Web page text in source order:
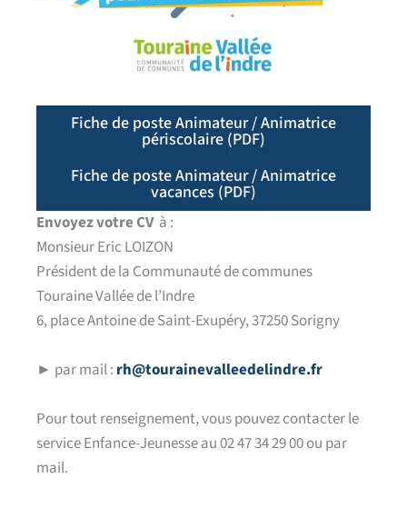
Fiche de poste Animateur / Animatrice
périscolaire (PDF)
Fiche de poste Animateur / Animatrice
vacances (PDF)
Envoyez votre CV à :
Monsieur Eric LOIZON
Président de la Communauté de communes
Touraine Vallée de l’Indre
6, place Antoine de Saint-Exupéry, 37250 Sorigny
► par mail : rh@tourainevalleedelindre.fr
Pour tout renseignement, vous pouvez contacter le
service Enfance-Jeunesse au 02 47 34 29 00 ou par
mail.